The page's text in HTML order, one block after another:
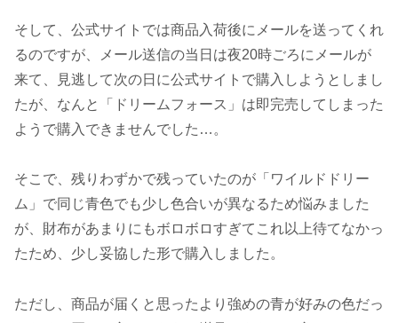
そして、公式サイトでは商品入荷後にメールを送ってくれ
るのですが、メール送信の当日は夜20時ごろにメールが
来て、見逃して次の日に公式サイトで購入しようとしまし
たが、なんと「ドリームフォース」は即完売してしまった
ようで購入できませんでした…。
そこで、残りわずかで残っていたのが「ワイルドドリー
ム」で同じ青色でも少し色合いが異なるため悩みました
が、財布があまりにもボロボロすぎてこれ以上待てなかっ
たため、少し妥協した形で購入しました。
ただし、商品が届くと思ったより強めの青が好みの色だっ